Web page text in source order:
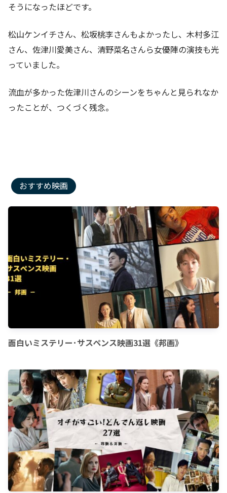
そうになったほどです。
松山ケンイチさん、松坂桃李さんもよかったし、木村多江
さん、佐津川愛美さん、清野菜名さんら女優陣の演技も光
っていました。
流血が多かった佐津川さんのシーンをちゃんと見られなか
ったことが、つくづく残念。
おすすめ映画
面白いミステリー･サスペンス映画31選《邦画》